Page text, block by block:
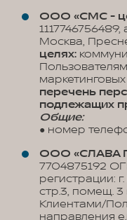
ООО «СМС -
1117746756489,
Москва,
целях:
перечень
подлежащих
Общие:
● номер
ООО «СЛАВА
7704875192
регистрации:
стр.3, помещ. 3
Клиентами/
направления